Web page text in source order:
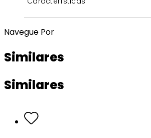
Navegue Por
Similares
Similares